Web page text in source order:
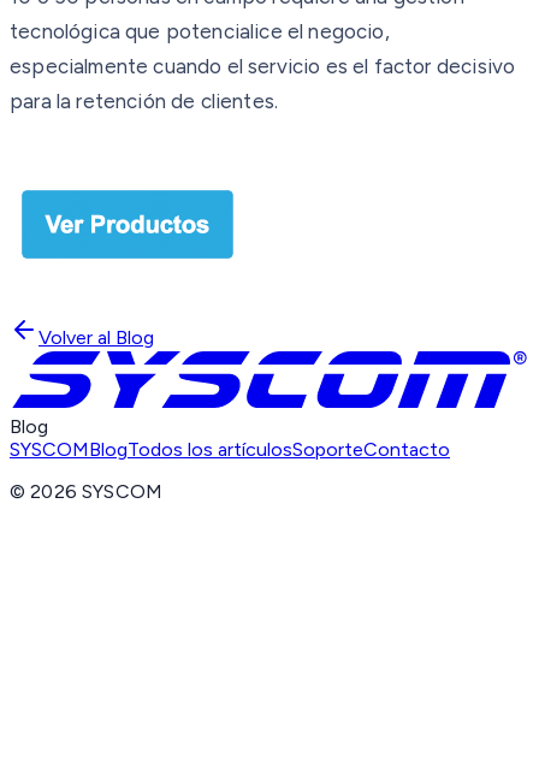
tecnológica que potencialice el negocio,
especialmente cuando el servicio es el factor decisivo
para la retención de clientes.
Volver al Blog
Blog
SYSCOMBlogTodos los artículosSoporteContacto
©2026 SYSCOM